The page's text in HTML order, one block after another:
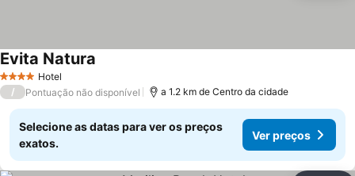
4 EstrelasHotel
Evita Natura
/ Pontuação não disponível a 1.2 km de Centro da cidade
Selecione as datas para ver os preços
exatos.
Ver preços